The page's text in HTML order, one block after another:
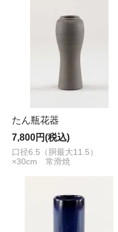
たん瓶花器
7,800円(税込)
口径6.5（胴最大11.5）
×30cm 常滑焼